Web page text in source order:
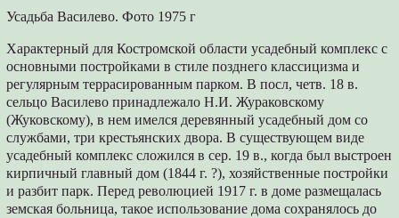
Усадьба Василево. Фото 1975 г
Характерный для Костромской области усадебный комплекс с
основными постройками в стиле позднего классицизма и
регулярным террасированным парком. В посл, четв. 18 в.
сельцо Василево принадлежало Н.И. Жураковскому
(Жуковскому), в нем имелся деревянный усадебный дом со
службами, три крестьянских двора. В существующем виде
усадебный комплекс сложился в сер. 19 в., когда был выстроен
кирпичный главный дом (1844 г. ?), хозяйственные постройки
и разбит парк. Перед революцией 1917 г. в доме размещалась
земская больница, такое использование дома сохранялось до